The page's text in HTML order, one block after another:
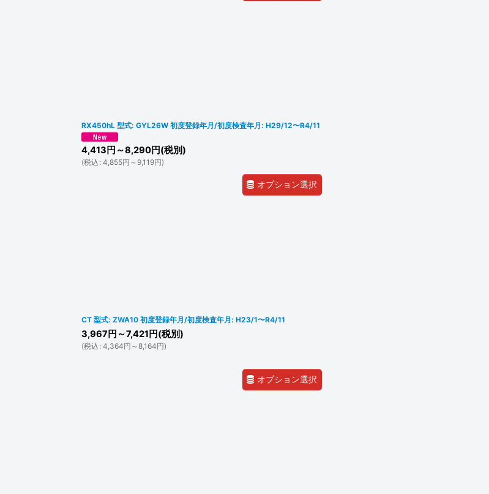
RX450hL 型式: GYL26W 初度登録年月/初度検査年月: H29/12〜R4/11
4,413 円 ～8,290円(税別)
(税込 : 4,855円 ～9,119円)
オプション選択
CT 型式: ZWA10 初度登録年月/初度検査年月: H23/1〜R4/11
3,967 円 ～7,421 円(税別)
(税込 : 4,364円 ～8,164円)
オプション選択